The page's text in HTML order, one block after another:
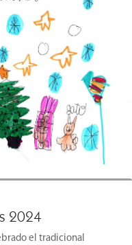
2024
el tradicional